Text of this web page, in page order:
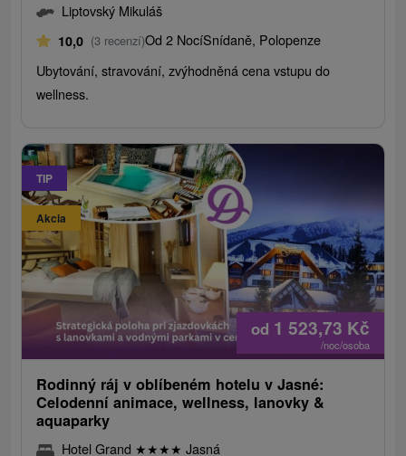
Liptovský Mikuláš
10,0 (3 recenzí)Od 2 NocíSnídaně, Polopenze
Ubytování, stravování, zvýhodněná cena vstupu do
wellness.
TIP
Akcia
od 1 523,73 Kč
/noc/osoba
Rodinný ráj v oblíbeném hotelu v Jasné:
Celodenní animace, wellness, lanovky &
aquaparky
Hotel Grand ★★★★ Jasná